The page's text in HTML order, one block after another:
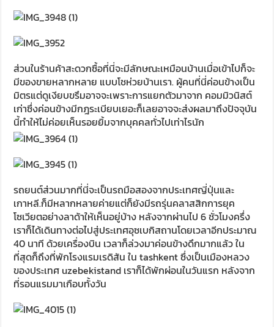
ส่วนในร้านค้าสะดวกซื้อที่นี่จะมีลักษณะเหมือนบ้านเมื่อเข้าไปก็จะ
มีของขายหลากหลาย แบบโชห่วยบ้านเรา. ผู้คนที่นี่ค่อนข้างเป็น
มิตรแต่ดูเงียบขรึมอาจจะเพราะการแยกตัวมาจาก คอมมิวนิสต์
เก่าซึ่งค่อนข้างมีกฎระเบียบเยอะก็เลยอาจจะส่งผลมาถึงปัจจุบัน
นี้ทำให้ไม่ค่อยเห็นรอยยิ้มจากบุคคลทั่วไปเท่าไรนัก
รถยนต์ส่วนมากที่นี่จะเป็นรถมือสองจากประเทศญี่ปุ่นและ
เกาหลี.ก็มีหลากหลายค่ายแต่ก็ยังมีรถรุ่นคลาสสิกการยุค
โซเวียตอย่างลาด้าให้เห็นอยู่บ้าง หลังจากผ่านไป 6 ชั่วโมงครึ่ง
เราก็ได้เดินทางต่อไปสู่ประเทศอุซเบกิสถานโดยเวลาอีกประมาณ
40 นาที ด้วยเครื่องบิน เวลาก็ล่วงมาค่อนข้างดึกมากแล้ว ใน
ที่สุดก็ถึงที่พักโรงแรมเรดิสัน ใน tashkent ซึ่งเป็นเมืองหลวง
ของประเทศ uzebekistand เราก็ได้พักผ่อนในวันแรก หลังจาก
ที่รอนแรมมาเกือบทั้งวัน